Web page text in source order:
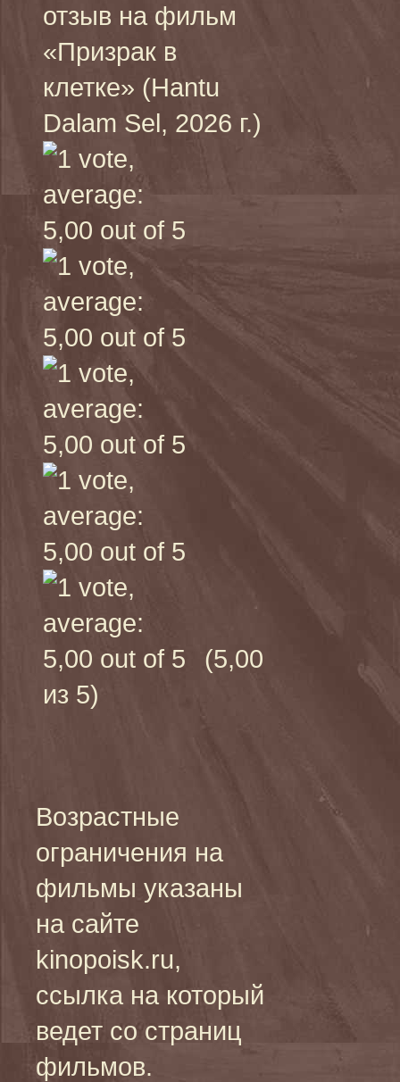
отзыв на фильм
«Призрак в
клетке» (Hantu
Dalam Sel, 2026 г.)
(5,00
из 5)
Возрастные
ограничения на
фильмы указаны
на сайте
kinopoisk.ru,
ссылка на который
ведет со страниц
фильмов.